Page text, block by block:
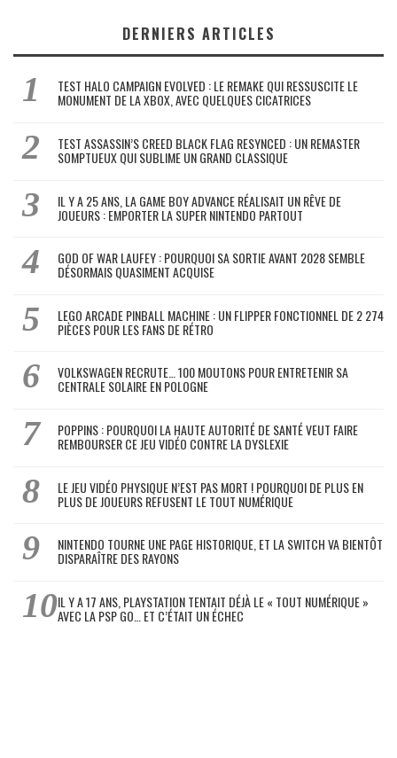
DERNIERS ARTICLES
TEST HALO CAMPAIGN EVOLVED : LE REMAKE QUI RESSUSCITE LE
MONUMENT DE LA XBOX, AVEC QUELQUES CICATRICES
TEST ASSASSIN’S CREED BLACK FLAG RESYNCED : UN REMASTER
SOMPTUEUX QUI SUBLIME UN GRAND CLASSIQUE
IL Y A 25 ANS, LA GAME BOY ADVANCE RÉALISAIT UN RÊVE DE
JOUEURS : EMPORTER LA SUPER NINTENDO PARTOUT
GOD OF WAR LAUFEY : POURQUOI SA SORTIE AVANT 2028 SEMBLE
DÉSORMAIS QUASIMENT ACQUISE
LEGO ARCADE PINBALL MACHINE : UN FLIPPER FONCTIONNEL DE 2 274
PIÈCES POUR LES FANS DE RÉTRO
VOLKSWAGEN RECRUTE… 100 MOUTONS POUR ENTRETENIR SA
CENTRALE SOLAIRE EN POLOGNE
POPPINS : POURQUOI LA HAUTE AUTORITÉ DE SANTÉ VEUT FAIRE
REMBOURSER CE JEU VIDÉO CONTRE LA DYSLEXIE
LE JEU VIDÉO PHYSIQUE N’EST PAS MORT ! POURQUOI DE PLUS EN
PLUS DE JOUEURS REFUSENT LE TOUT NUMÉRIQUE
NINTENDO TOURNE UNE PAGE HISTORIQUE, ET LA SWITCH VA BIENTÔT
DISPARAÎTRE DES RAYONS
IL Y A 17 ANS, PLAYSTATION TENTAIT DÉJÀ LE « TOUT NUMÉRIQUE »
AVEC LA PSP GO… ET C’ÉTAIT UN ÉCHEC